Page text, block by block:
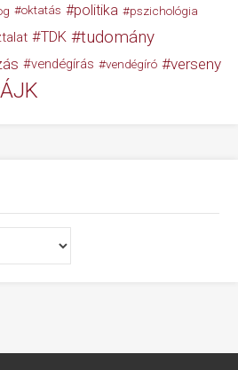
oktatás politika pszichológia
TDK tudomány
vendégírás vendégíró verseny
ÁJK